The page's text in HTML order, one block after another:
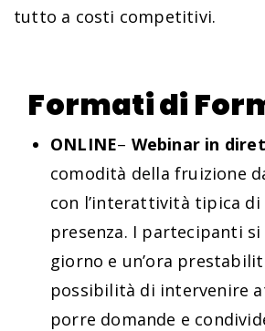
tutto a costi competitivi.
Formati di
ONLINE– Webinar in
comodità della fruizione
con l’interattività tipica di
presenza. I partecipanti
giorno e un’ora
possibilità di intervenire
porre domande e